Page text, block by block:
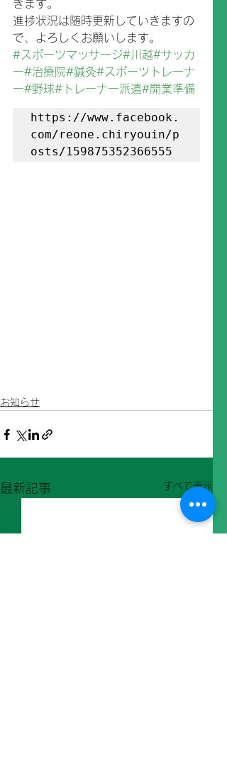
きます。
進捗状況は随時更新していきますの
で、よろしくお願いします。
#スポーツマッサージ#川越#サッカ
ー#治療院#鍼灸#スポーツトレーナ
ー#野球#トレーナー派遣#開業準備
https://www.facebook.
com/reone.chiryouin/p
osts/159875352366555
お知らせ
最新記事 すべて表示